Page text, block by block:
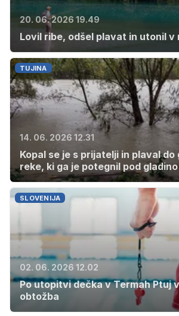
20. 06. 2026 19.49
Lovil ribe, odšel plavat in utonil v
TUJINA
14. 06. 2026 12.31
Kopal se je s prijatelji in plaval
reke, ki ga je potegnil pod gladino
SLOVENIJA
02. 06. 2026 12.02
Po utopitvi dečka v Termah Ptuj
obtožba